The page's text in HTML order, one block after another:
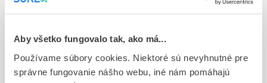
Aby všetko fungovalo tak, ako má...
Používame súbory cookies. Niektoré sú nevyhnutné pre
správne fungovanie nášho webu, iné nám pomáhajú
Stav